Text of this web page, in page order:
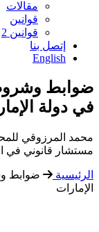
مقالات
قوانين
قوانين 2
إتصل بنا
English
ضوابط
في دولة
محمد المرزوقي
مستشار قانوني في
الرئيسية
ضوابط
الإمارات